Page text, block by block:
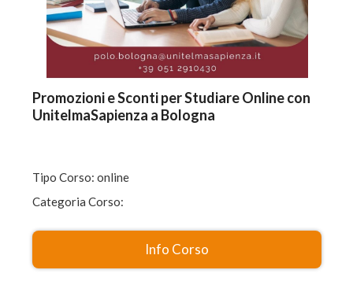
Promozioni e Sconti per Studiare Online con
UnitelmaSapienza a Bologna
Tipo Corso: online
Categoria Corso:
Info Corso